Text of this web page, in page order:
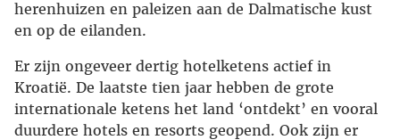
herenhuizen en paleizen aan de Dalmatische kust
en op de eilanden.
Er zijn ongeveer dertig hotelketens actief in
Kroatië. De laatste tien jaar hebben de grote
internationale ketens het land ‘ontdekt’ en vooral
duurdere hotels en resorts geopend. Ook zijn er